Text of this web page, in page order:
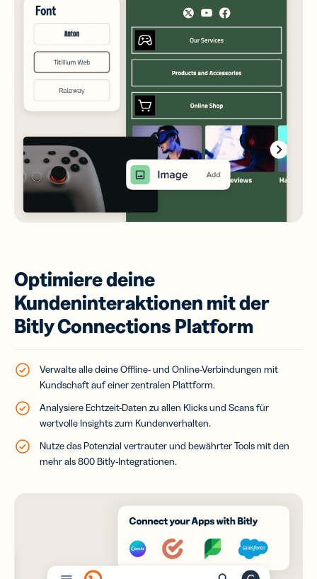
Optimiere deine
Kundeninteraktionen mit der
Bitly Connections Platform
Verwalte alle deine Offline- und Online-Verbindungen mit
Kundschaft auf einer zentralen Plattform.
Analysiere Echtzeit-Daten zu allen Klicks und Scans für
wertvolle Insights zum Kundenverhalten.
Nutze das Potenzial vertrauter und bewährter Tools mit den
mehr als 800 Bitly-Integrationen.